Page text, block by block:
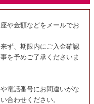
や金額などをメールでお
ず、期限内にご入金確認
を予めご了承くださいま
電話番号にお間違いがな
合わせください。